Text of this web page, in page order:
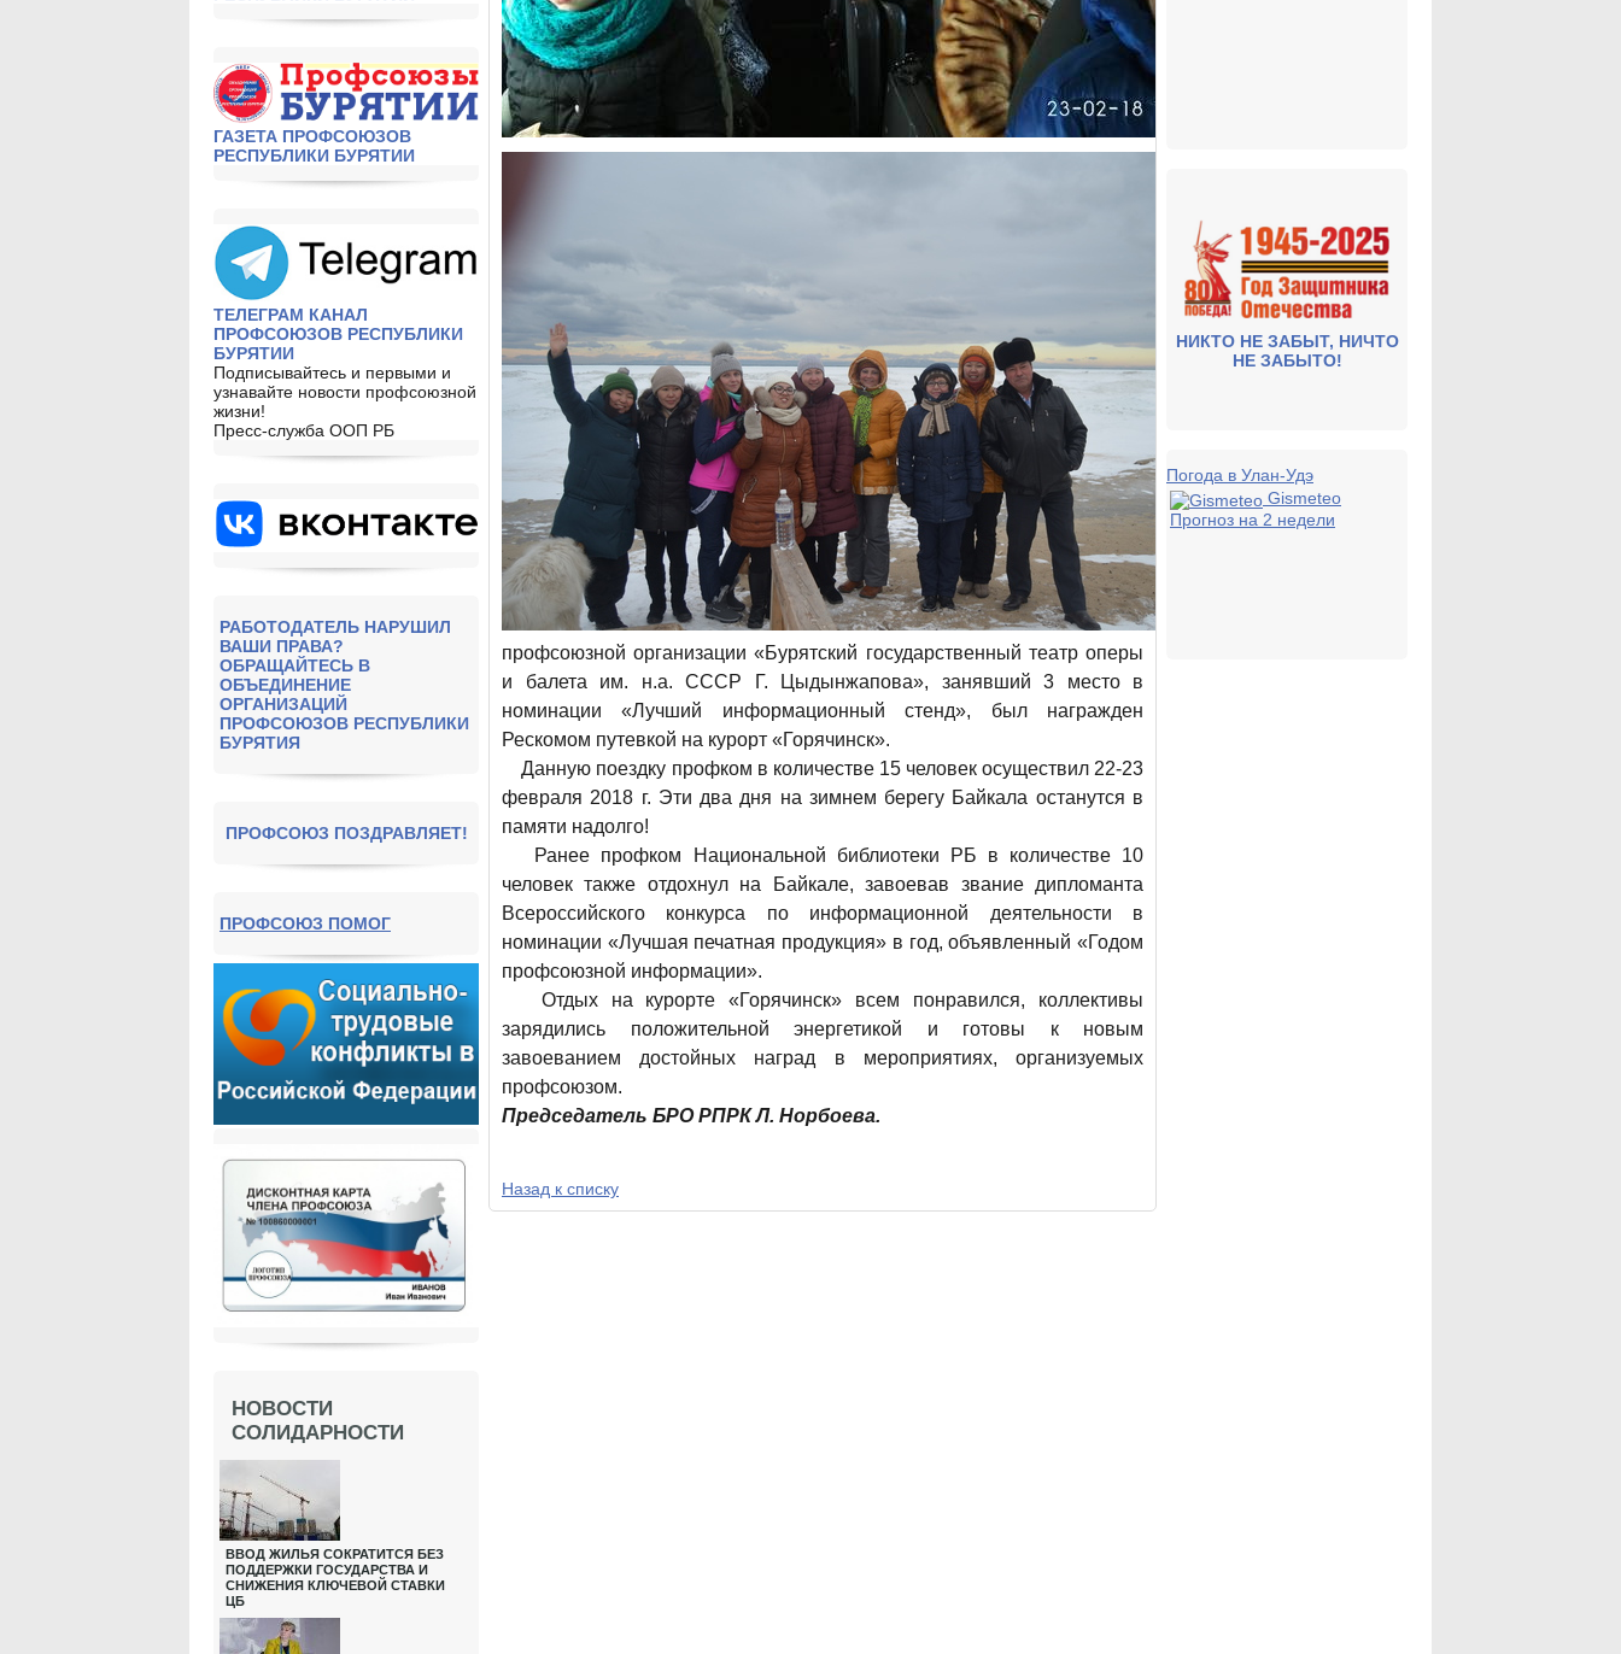
ГАЗЕТА ПРОФСОЮЗОВ
РЕСПУБЛИКИ БУРЯТИИ
ТЕЛЕГРАМ КАНАЛ
ПРОФСОЮЗОВ РЕСПУБЛИКИ
БУРЯТИИ
Подписывайтесь и первыми и
узнавайте новости профсоюзной
жизни!
Пресс-служба ООП РБ
РАБОТОДАТЕЛЬ НАРУШИЛ
ВАШИ ПРАВА?
ОБРАЩАЙТЕСЬ В
ОБЪЕДИНЕНИЕ
ОРГАНИЗАЦИЙ
ПРОФСОЮЗОВ РЕСПУБЛИКИ
БУРЯТИЯ
ПРОФСОЮЗ ПОЗДРАВЛЯЕТ!
ПРОФСОЮЗ ПОМОГ
НОВОСТИ
СОЛИДАРНОСТИ
ВВОД ЖИЛЬЯ СОКРАТИТСЯ БЕЗ
ПОДДЕРЖКИ ГОСУДАРСТВА И
СНИЖЕНИЯ КЛЮЧЕВОЙ СТАВКИ
ЦБ
профсоюзной организации «Бурятский государственный театр оперы
и балета им. н.а. СССР Г. Цыдынжапова», занявший 3 место в
номинации «Лучший информационный стенд», был награжден
Рескомом путевкой на курорт «Горячинск».
Данную поездку профком в количестве 15 человек осуществил 22-23
февраля 2018 г. Эти два дня на зимнем берегу Байкала останутся в
памяти надолго!
Ранее профком Национальной библиотеки РБ в количестве 10
человек также отдохнул на Байкале, завоевав звание дипломанта
Всероссийского конкурса по информационной деятельности в
номинации «Лучшая печатная продукция» в год, объявленный «Годом
профсоюзной информации».
Отдых на курорте «Горячинск» всем понравился, коллективы
зарядились положительной энергетикой и готовы к новым
завоеванием достойных наград в мероприятиях, организуемых
профсоюзом.
Председатель БРО РПРК Л. Норбоева.
Назад к списку
НИКТО НЕ ЗАБЫТ, НИЧТО
НЕ ЗАБЫТО!
Погода в Улан-Удэ
Gismeteo
Прогноз на 2 недели